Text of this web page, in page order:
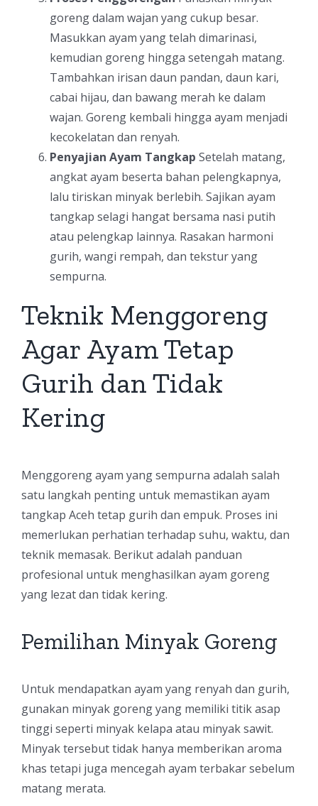
goreng dalam wajan yang cukup besar.
Masukkan ayam yang telah dimarinasi,
kemudian goreng hingga setengah matang.
Tambahkan irisan daun pandan, daun kari,
cabai hijau, dan bawang merah ke dalam
wajan. Goreng kembali hingga ayam menjadi
kecokelatan dan renyah.
Penyajian Ayam Tangkap Setelah matang,
angkat ayam beserta bahan pelengkapnya,
lalu tiriskan minyak berlebih. Sajikan ayam
tangkap selagi hangat bersama nasi putih
atau pelengkap lainnya. Rasakan harmoni
gurih, wangi rempah, dan tekstur yang
sempurna.
Teknik Menggoreng
Agar Ayam Tetap
Gurih dan Tidak
Kering
Menggoreng ayam yang sempurna adalah salah
satu langkah penting untuk memastikan ayam
tangkap Aceh tetap gurih dan empuk. Proses ini
memerlukan perhatian terhadap suhu, waktu, dan
teknik memasak. Berikut adalah panduan
profesional untuk menghasilkan ayam goreng
yang lezat dan tidak kering.
Pemilihan Minyak Goreng
Untuk mendapatkan ayam yang renyah dan gurih,
gunakan minyak goreng yang memiliki titik asap
tinggi seperti minyak kelapa atau minyak sawit.
Minyak tersebut tidak hanya memberikan aroma
khas tetapi juga mencegah ayam terbakar sebelum
matang merata.